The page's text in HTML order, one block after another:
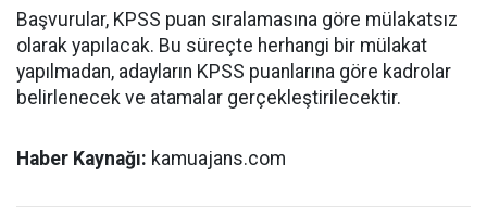
Başvurular, KPSS puan sıralamasına göre mülakatsız
olarak yapılacak. Bu süreçte herhangi bir mülakat
yapılmadan, adayların KPSS puanlarına göre kadrolar
belirlenecek ve atamalar gerçekleştirilecektir.
Haber Kaynağı: kamuajans.com